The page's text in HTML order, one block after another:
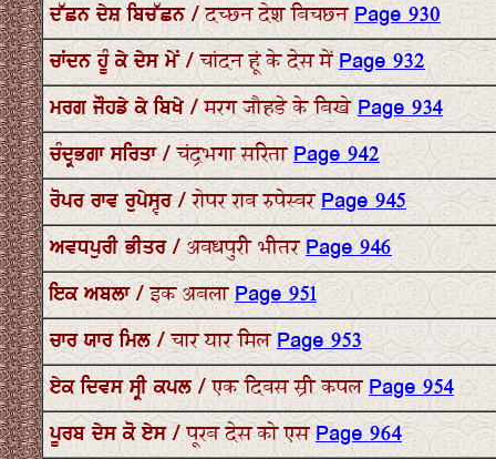
ਦੱਛਨ ਦੇਸ਼ ਬਿਚੱਛਨ / दच्छन देश बिचछनPage 930
ਚਾਂਦਨ ਹੂੰ ਕੇ ਦੇਸ ਮੇਂ / चांदन हूं के देस मेंPage 932
ਮਰਗ ਜੌਹਡੇ ਕੇ ਬਿਖੇ / मरग जौहडे के बिखेPage 934
ਚੰਦ੍ਰਭਗਾ ਸਰਿਤਾ / चंद्रभगा सरिताPage 942
ਰੋਪਰ ਰਾਵ ਰੁਪੇਸ੍ਵਰ / रोपर राव रुपेस्वरPage 945
ਅਵਧਪੁਰੀ ਭੀਤਰ / अवधपुरी भीतरPage 946
ਇਕ ਅਬਲਾ / इक अबलाPage 951
ਚਾਰ ਯਾਰ ਮਿਲ / चार यार मिलPage 953
ਏਕ ਦਿਵਸ ਸ੍ਰੀ ਕਪਲ / एक दिवस स्री कपलPage 954
ਪੂਰਬ ਦੇਸ ਕੋ ਏਸ / पूरब देस को एसPage 964